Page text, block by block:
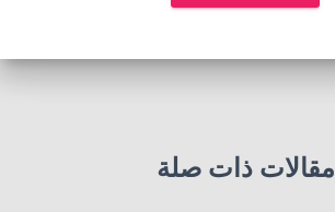
مقالات ذات صلة